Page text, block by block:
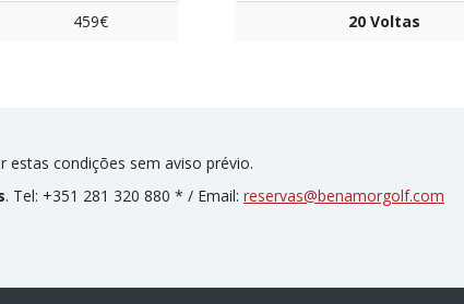
459€ 20 Voltas
estas condições sem aviso prévio.
. Tel: +351 281 320 880 * / Email: reservas@benamorgolf.com